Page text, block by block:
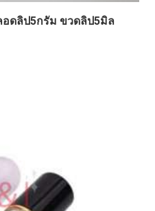
อดลิป5กรัม ขวดลิป5มิล